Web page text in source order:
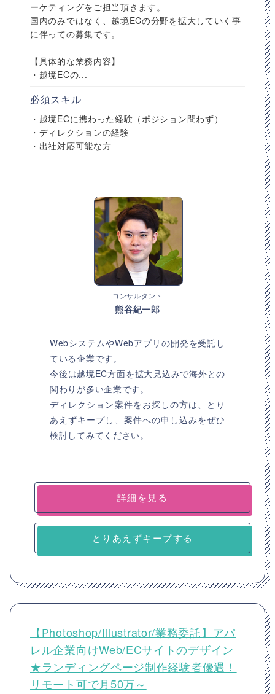
ーケティングをご担当頂きます。
国内のみではなく、越境ECの分野を拡大していく事
に伴っての募集です。
【具体的な業務内容】
・越境ECの...
必須スキル
・越境ECに携わった経験（ポジション問わず）
・ディレクションの経験
・出社対応可能な方
コンサルタント
熊谷紀一郎
WebシステムやWebアプリの開発を受託し
ている企業です。
今後は越境EC方面を拡大見込みで海外との
関わりが多い企業です。
ディレクション案件をお探しの方は、とり
あえずキープし、案件への申し込みをぜひ
検討してみてください。
詳細を見る
とりあえずキープする
【Photoshop/Illustrator/業務委託】アパ
レル企業向けWeb/ECサイトのデザイン
★ランディングページ制作経験者優遇！
リモート可で月50万～